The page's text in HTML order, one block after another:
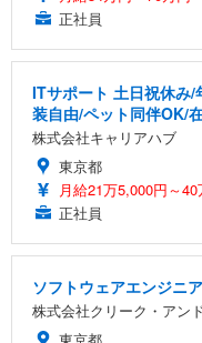
正社員
ITサポート 土日祝休み
装自由/ペット同伴OK/
株式会社キャリアハブ
東京都
月給21万5,000円～40
正社員
ソフトウェアエンジニ
株式会社クリーク・アン